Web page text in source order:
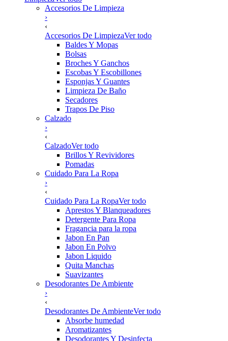
Accesorios De Limpieza
›
‹
Accesorios De LimpiezaVer todo
Baldes Y Mopas
Bolsas
Broches Y Ganchos
Escobas Y Escobillones
Esponjas Y Guantes
Limpieza De Baño
Secadores
Trapos De Piso
Calzado
›
‹
CalzadoVer todo
Brillos Y Revividores
Pomadas
Cuidado Para La Ropa
›
‹
Cuidado Para La RopaVer todo
Aprestos Y Blanqueadores
Detergente Para Ropa
Fragancia para la ropa
Jabon En Pan
Jabon En Polvo
Jabon Liquido
Quita Manchas
Suavizantes
Desodorantes De Ambiente
›
‹
Desodorantes De AmbienteVer todo
Absorbe humedad
Aromatizantes
Desodorantes Y Desinfecta